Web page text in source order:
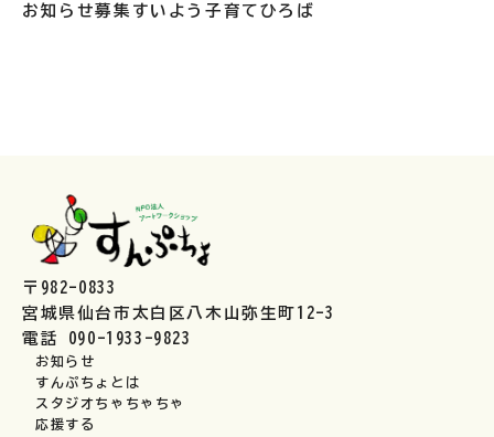
お知らせ募集 すいよう子育てひろば
〒982-0833
宮城県仙台市太白区八木山弥生町12-3
電話 090-1933-9823
お知らせ
すんぷちょとは
スタジオちゃちゃちゃ
応援する